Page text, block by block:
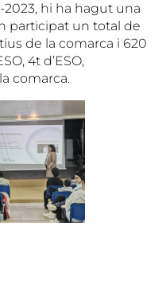
hi ha hagut una
participat un total de
de la comarca i 620
4t d’ESO,
comarca.